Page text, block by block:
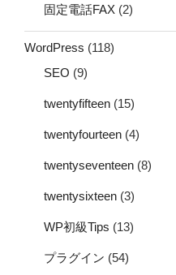
固定電話FAX (2)
WordPress (118)
SEO (9)
twentyfifteen (15)
twentyfourteen (4)
twentyseventeen (8)
twentysixteen (3)
WP初級Tips (13)
プラグイン (54)